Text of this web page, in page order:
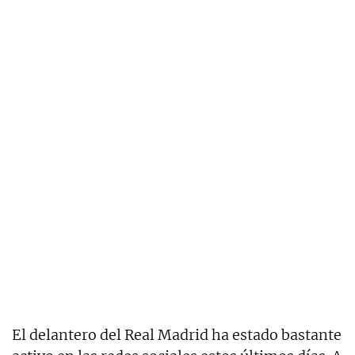
El delantero del Real Madrid ha estado bastante